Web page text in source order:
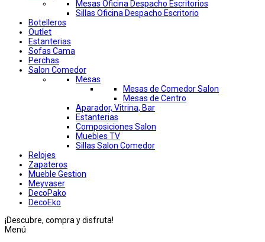
Mesas Oficina Despacho Escritorios
Sillas Oficina Despacho Escritorio
Botelleros
Outlet
Estanterias
Sofas Cama
Perchas
Salon Comedor
Mesas
Mesas de Comedor Salon
Mesas de Centro
Aparador, Vitrina, Bar
Estanterias
Composiciones Salon
Muebles TV
Sillas Salon Comedor
Relojes
Zapateros
Mueble Gestion
Meyvaser
DecoPako
DecoEko
¡Descubre, compra y disfruta!
Menú